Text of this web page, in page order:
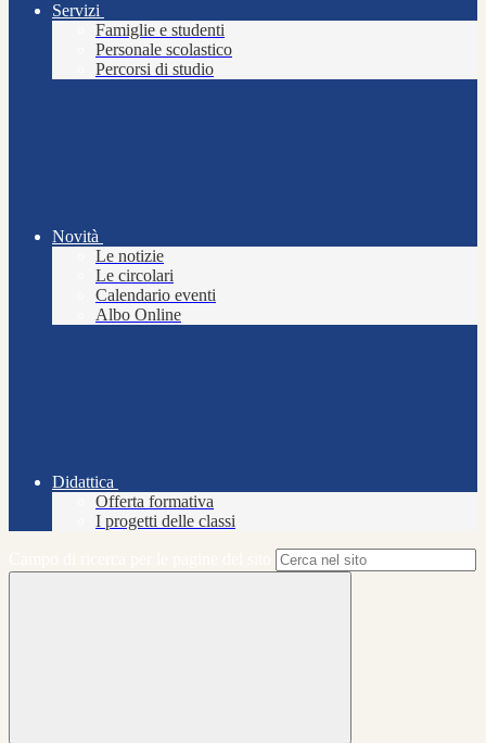
Servizi
Famiglie e studenti
Personale scolastico
Percorsi di studio
Novità
Le notizie
Le circolari
Calendario eventi
Albo Online
Didattica
Offerta formativa
I progetti delle classi